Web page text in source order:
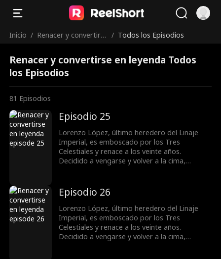
Inicio / Renacer y convertirs
/ Todos los Episodios
Renacer y convertirse en leyenda Todos
los Episodios
81 Episodios
Episodio 25
Lorenzo López, último heredero del Linaje
Imperial, es emboscado por los Tres
Celestiales y renace a los veinte años.
Decidido a vengarse y volver a la cima,
quienes lo despreciaron y humilla a su exnovia
Samantha Salazar. Lorenzo resuelve la crisis
de la familia Vega, derrota al gran maestro
Valeriano y se convierte en una figura
destacada.
Episodio 26
Lorenzo López, último heredero del Linaje
Imperial, es emboscado por los Tres
Celestiales y renace a los veinte años.
Decidido a vengarse y volver a la cima,